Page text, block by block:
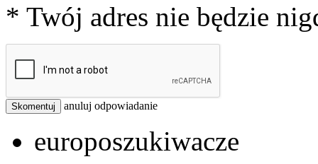
* Twój adres nie będzie
Skomentuj anuluj odpowiadanie
europoszukiwacze